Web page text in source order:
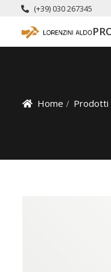
(+39) 030 267345
Home Prodotti